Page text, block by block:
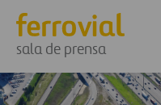
sala de prensa